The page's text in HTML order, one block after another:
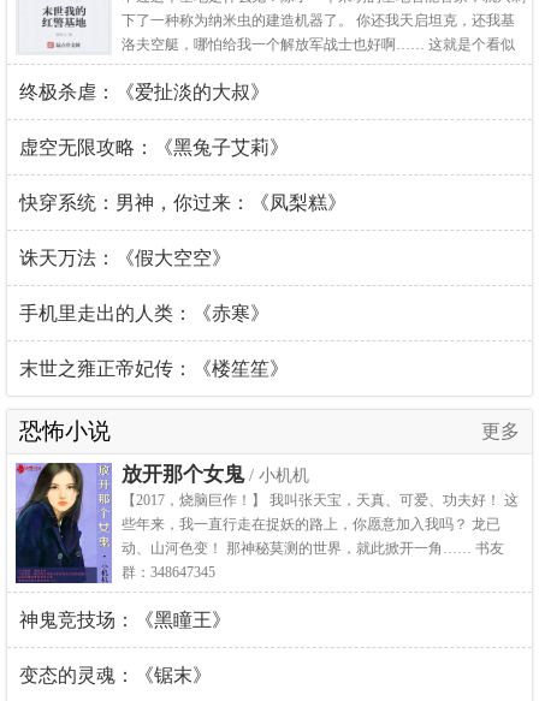
下了一种称为纳米虫的建造机器了。 你还我天启坦克，还我基
洛夫空艇，哪怕给我一个解放军战士也好啊…… 这就是个看似
随身基地流，其实是一个不停攀科技，然后暴打全世界的书！
终极杀虐：《爱扯淡的大叔》
虚空无限攻略：《黑兔子艾莉》
快穿系统：男神，你过来：《凤梨糕》
诛天万法：《假大空空》
手机里走出的人类：《赤寒》
末世之雍正帝妃传：《楼笙笙》
恐怖小说 更多
放开那个女鬼/ 小机机
【2017，烧脑巨作！】 我叫张天宝，天真、可爱、功夫好！ 这
些年来，我一直行走在捉妖的路上，你愿意加入我吗？ 龙已
动、山河色变！ 那神秘莫测的世界，就此掀开一角…… 书友
群：348647345
神鬼竞技场：《黑瞳王》
变态的灵魂：《锯末》